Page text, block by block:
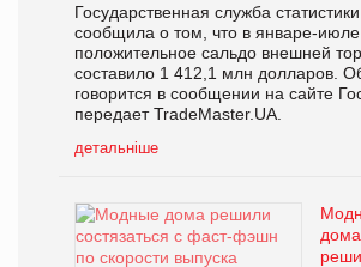
Государственная служба
сообщила о том, что в январе-июле
положительное сальдо внешней
составило 1 412,1 млн долларов.
говорится в сообщении на сайте
передает TradeMaster.UA.
детальніше
дома